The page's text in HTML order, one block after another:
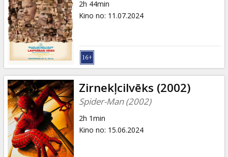
2h 44min
Kino no: 11.07.2024
Zirnekļcilvēks (2002)
Spider-Man (2002)
2h 1min
Kino no: 15.06.2024